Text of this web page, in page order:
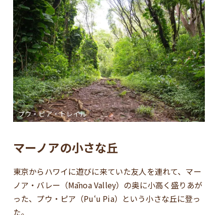
プウ・ピア・トレイル
マーノアの小さな丘
東京からハワイに遊びに来ていた友人を連れて、マー
ノア・バレー（Mānoa Valley）の奥に小高く盛りあが
った、プウ・ピア（Puʻu Pia）という小さな丘に登っ
た。